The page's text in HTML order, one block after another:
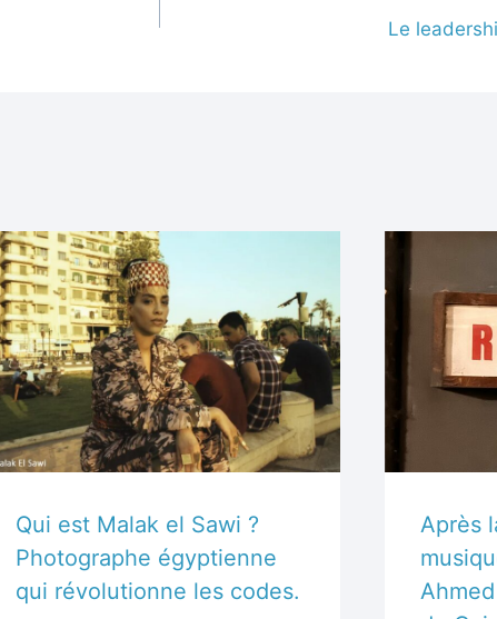
Le
Qui est Malak el Sawi ?
Photographe égyptienne
qui révolutionne les codes.
Après